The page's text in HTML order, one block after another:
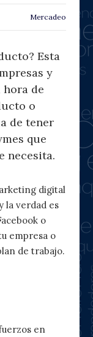
Mercadeo
Esta
y
hora de
o
de tener
que
necesita.
digital
la verdad es
o
empresa o
de trabajo.
en